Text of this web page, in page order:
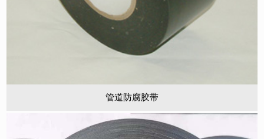
管道防腐胶带